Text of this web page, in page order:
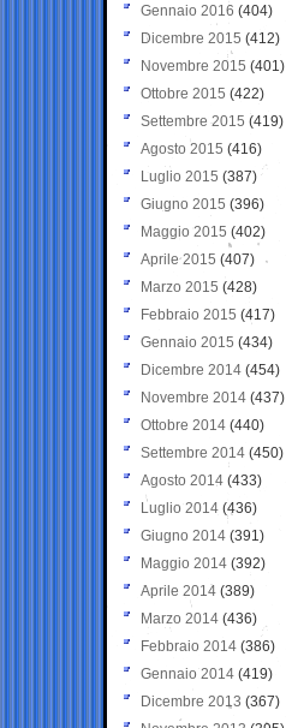
Gennaio 2016 (404)
Dicembre 2015 (412)
Novembre 2015 (401)
Ottobre 2015 (422)
Settembre 2015 (419)
Agosto 2015 (416)
Luglio 2015 (387)
Giugno 2015 (396)
Maggio 2015 (402)
Aprile 2015 (407)
Marzo 2015 (428)
Febbraio 2015 (417)
Gennaio 2015 (434)
Dicembre 2014 (454)
Novembre 2014 (437)
Ottobre 2014 (440)
Settembre 2014 (450)
Agosto 2014 (433)
Luglio 2014 (436)
Giugno 2014 (391)
Maggio 2014 (392)
Aprile 2014 (389)
Marzo 2014 (436)
Febbraio 2014 (386)
Gennaio 2014 (419)
Dicembre 2013 (367)